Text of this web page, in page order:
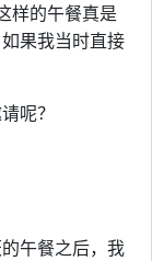
样的午餐真是
果我当时直接
呢？
午餐之后，我